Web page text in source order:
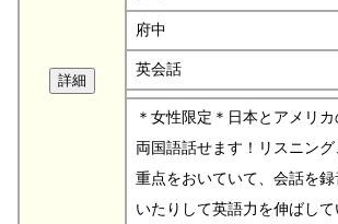
府中
英会話
＊女性限定＊日本とアメリカ
両国語話せます！リスニン
重点をおいていて、会話を
いたりして英語力を伸ばして